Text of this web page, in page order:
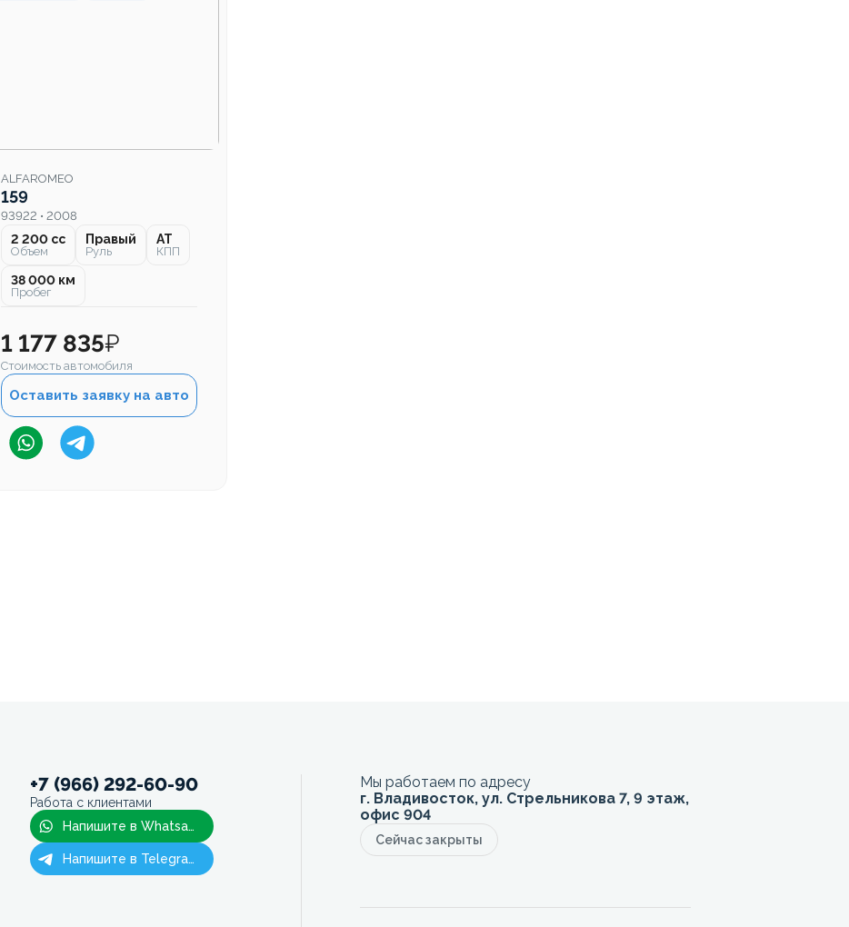
ALFAROMEO
159
93922 • 2008
2 200 cc
Объем
Правый
Руль
AT
КПП
38 000 км
Пробег
1 177 835₽
Стоимость автомобиля
Оставить заявку на авто
+7 (966) 292-60-90
Работа с клиентами
Напишите в Whatsapp
Напишите в Telegram
Мы работаем по адресу
г. Владивосток, ул. Стрельникова 7, 9 этаж,
офис 904
Сейчас закрыты